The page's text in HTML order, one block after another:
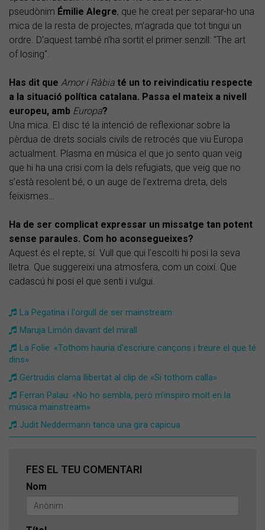
pseudònim Émilie Alegre, que he creat per separar-ho una
mica de la resta de projectes, m’agrada que tot tingui un
ordre. D'aquest també n’ha sortit el primer senzill: "The art
of losing".
Has dit que Amor i Ràbia té un to reivindicatiu respecte
a la situació política catalana. Passa el mateix a nivell
europeu, amb Europa?
Una mica. El disc té la intenció de reflexionar sobre la
pèrdua de drets socials civils de retrocés que viu Europa
actualment. Plasma en música el que jo sento quan veig
que hi ha una crisi com la dels refugiats, que veig que no
s’està resolent bé, o un auge de l’extrema dreta, dels
feixismes…
Ha de ser complicat expressar un missatge tan potent
sense paraules. Com ho aconsegueixes?
Aquest és el repte, sí. Vull que qui l’escolti hi posi la seva
lletra. Que suggereixi una atmosfera, com un coixí. Que
cadascú hi posi el que senti i vulgui.
La Pegatina i l'orgull de ser mainstream
Maruja Limón davant del mirall
La Folie: «Tothom hauria d'escriure cançons i treure el que té
dins»
Gertrudis clama llibertat al clip de «Si tothom calla»
Ferran Palau: «No ho sembla, però m’inspiro molt en la
música mainstream»
Judit Neddermann tanca una gira capicua
FES EL TEU COMENTARI
Nom